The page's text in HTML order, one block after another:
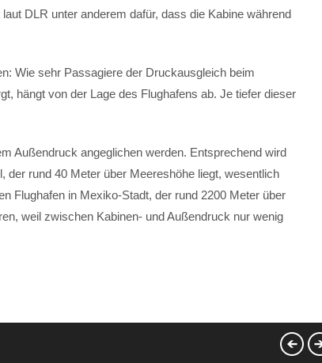
DLR unter anderem dafür, dass die Kabine während
Wie sehr Passagiere der Druckausgleich beim
hängt von der Lage des Flughafens ab. Je tiefer dieser
Außendruck angeglichen werden. Entsprechend wird
der rund 40 Meter über Meereshöhe liegt, wesentlich
Flughafen in Mexiko-Stadt, der rund 2200 Meter über
weil zwischen Kabinen- und Außendruck nur wenig